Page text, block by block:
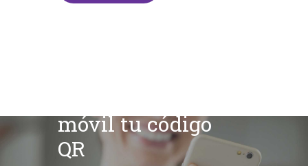
móvil tu código
QR